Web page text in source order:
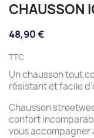
CHAUSSON
48,90 €
TTC
Un chausson tout
résistant et facile
Chausson
confort
vous accompagner